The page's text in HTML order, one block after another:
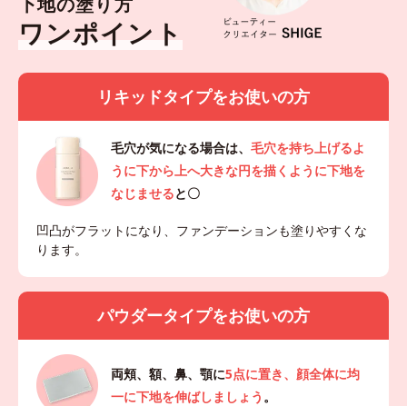
ワンポイント
リキッドタイプをお使いの方
毛穴が気になる場合は、 毛穴を持ち上げるよ
うに下から上へ大きな円を描くように下地を
なじませると〇
凹凸がフラットになり、ファンデーションも塗りやすくな
ります。
パウダータイプをお使いの方
両頬、額、鼻、顎に5点に置き、顔全体に均
一に下地を伸ばしましょう 。